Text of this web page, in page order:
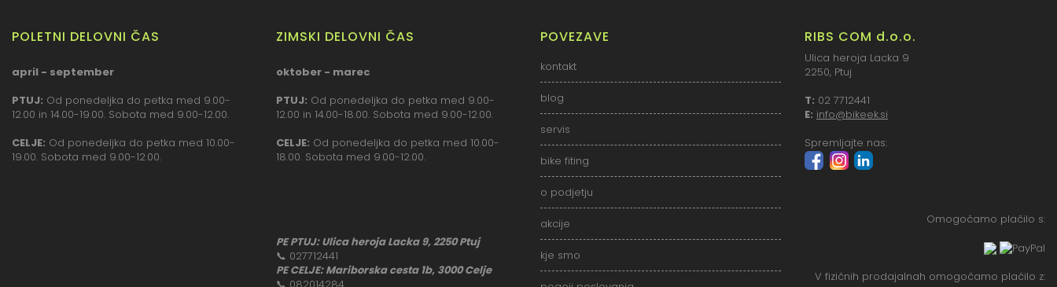
POLETNI DELOVNI ČAS
april - september
PTUJ: Od ponedeljka do petka med 9.00-
12.00 in 14.00-19.00. Sobota med 9.00-12.00.
CELJE: Od ponedeljka do petka med 10.00-
19.00. Sobota med 9.00-12.00.
ZIMSKI DELOVNI ČAS
oktober - marec
PTUJ: Od ponedeljka do petka med 9.00-
12.00 in 14.00-18.00. Sobota med 9.00-12.00.
CELJE: Od ponedeljka do petka med 10.00-
18.00. Sobota med 9.00-12.00.
PE PTUJ: Ulica heroja Lacka 9, 2250 Ptuj
📞 027712441
PE CELJE: Mariborska cesta 1b, 3000 Celje
POVEZAVE
kontakt
blog
servis
bike fiting
o podjetju
akcije
kje smo
RIBS COM d.o.o.
Ulica heroja Lacka 9
2250, Ptuj
T: 02 7712441
E: info@bikeek.si
Spremljajte nas:
Omogočamo plačilo s:
V fizičnih prodajalnah omogočamo plačilo z: